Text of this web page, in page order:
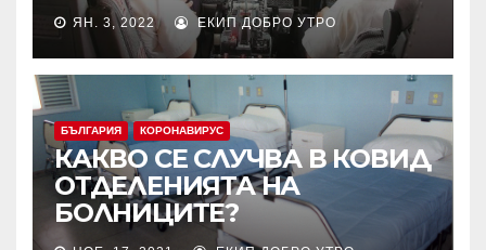
ЯН. 3, 2022 ЕКИП ДОБРО УТРО
БЪЛГАРИЯ КОРОНАВИРУС
КАКВО СЕ СЛУЧВА В КОВИД
ОТДЕЛЕНИЯТА НА
БОЛНИЦИТЕ?